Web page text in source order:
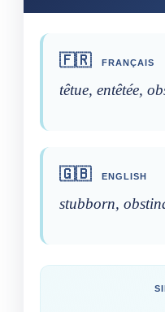
🇫🇷 FRANÇAIS
têtue, entêtée,
🇬🇧 ENGLISH
stubborn,